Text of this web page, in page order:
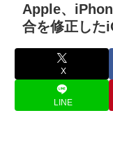
Apple、
合を修正した
X
LINE